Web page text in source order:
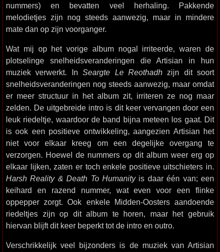
nummers) en bevatten veel herhaling. Pakkende
melodietjes zijn nog steeds aanwezig, maar in mindere
mate dan op zijn voorganger.
Wat mij op het vorige album nogal irriteerde, waren de
plotselinge snelheidsveranderingen die Artisian in hun
muziek verwerkt. InSeargte Le Reothadhzijn dit soort
snelheidsveranderingen nog steeds aanwezig, maar omdat
er meer structuur in het album zit, irriteren ze nog maar
zelden. De uitgebreide intro is dit keer vervangen door een
leuk riedeltje, waardoor de band bijna meteen los gaat. Dit
is ook een positieve ontwikkeling, aangezien Artisian het
niet voor elkaar kreeg om een degelijke overgang te
verzorgen. Hoewel de nummers op dit album weer erg op
elkaar lijken, zaten er toch enkele positieve uitschieters in.
Harsh Reality & Death To Humanityis daar één van; een
keihard en razend nummer, wat even voor een flinke
oppepper zorgt. Ook enkele Midden-Oosters aandoende
riedeltjes zijn op dit album te horen, maar het gebruik
hiervan blijft dit keer beperkt tot de intro en outro.
Verschrikkelijk veel bijzonders is de muziek van Artisian